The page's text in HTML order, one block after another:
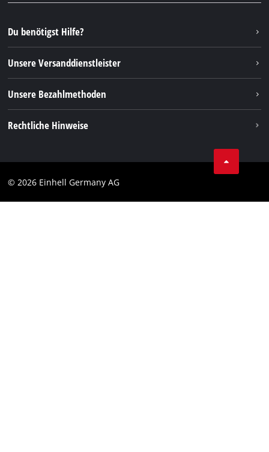
FAQs
Rücksendungen / Widerruf
Verpackungsrichtlinien
Hinweise zur Batterieentsorgung
Vertrag widerrufen
Instagram
TikTok
Pinterest
Linkedin
Du benötigst Hilfe?
Unsere Versanddienstleister
Unsere Bezahlmethoden
Rechtliche Hinweise
Impressum
© 2026 Einhell Germany AG